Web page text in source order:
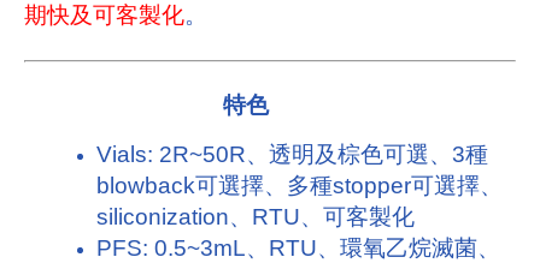
期快及可客製化。
特色
Vials: 2R~50R、透明及棕色可選、3種
blowback可選擇、多種stopper可選擇、
siliconization、RTU、可客製化
PFS: 0.5~3mL、RTU、環氧乙烷滅菌、